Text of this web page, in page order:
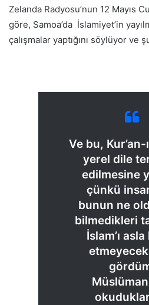
Zelanda Radyosu’nun 12 Mayıs
göre, Samoa’da İslamiyet’in
çalışmalar yaptığını söylüyor ve
Ve bu, Kur’an-
yerel dile
edilmesine
çünkü
bunun ne
bilmedikleri
İslam’ı